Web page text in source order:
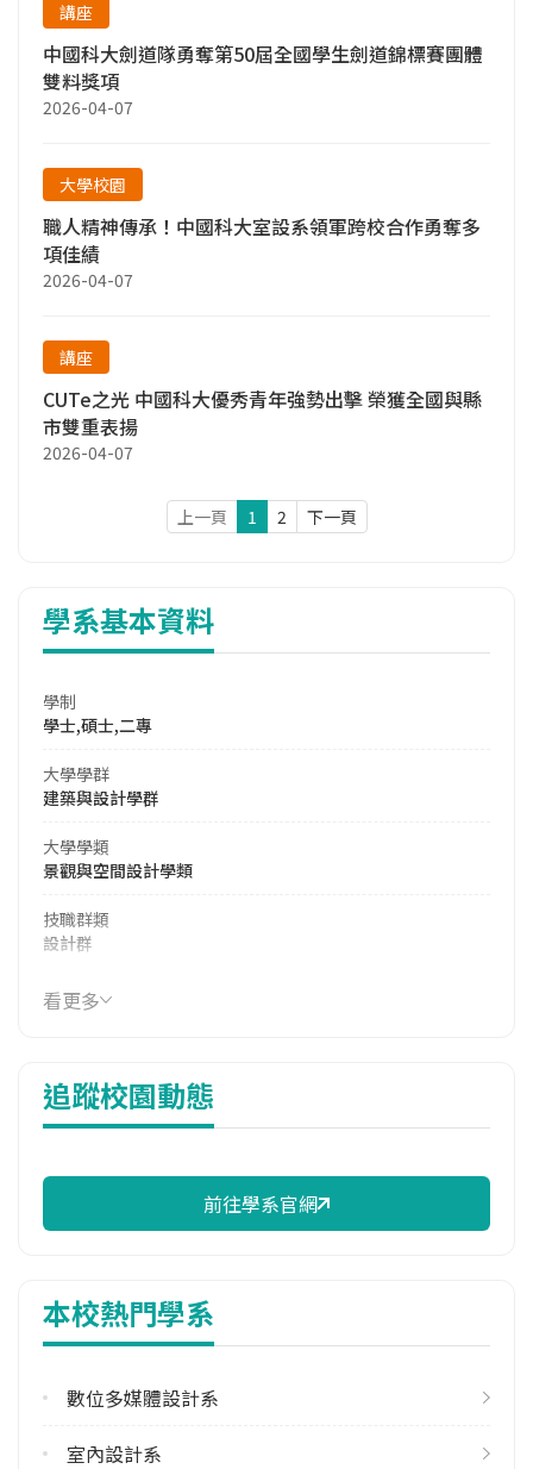
講座
中國科大劍道隊勇奪第50屆全國學生劍道錦標賽團體
雙料獎項
2026-04-07
大學校園
職人精神傳承！中國科大室設系領軍跨校合作勇奪多
項佳績
2026-04-07
講座
CUTe之光 中國科大優秀青年強勢出擊 榮獲全國與縣
市雙重表揚
2026-04-07
上一頁 1 2 下一頁
學系基本資料
學制
學士,碩士,二專
大學學群
建築與設計學群
大學學類
景觀與空間設計學類
技職群類
設計群
114年學費
37,913 元/學期
13,745 元/學期
114年註冊率
(02)29313416 #2432
臺北市文山區興隆路三段56號
看更多
追蹤校園動態
前往學系官網
本校熱門學系
數位多媒體設計系
室內設計系